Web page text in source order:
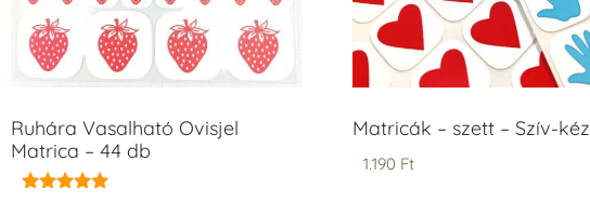
Ruhára Vasalható Ovisjel
Matrica – 44 db
Matricák – szett – Szív-kéz
1.190 Ft